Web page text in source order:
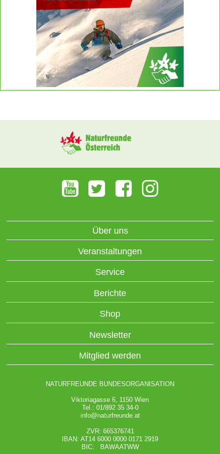
Über uns
Veranstaltungen
Service
Berichte
Shop
Newsletter
Mitglied werden
NATURFREUNDE BUNDESORGANISATION
Viktoriagasse 6, 1150 Wien
Tel.: 01/892 35 34-0
info@naturfreunde.at
ZVR: 665376741
IBAN: AT14 6000 0000 0171 2919
BIC: BAWAATWW